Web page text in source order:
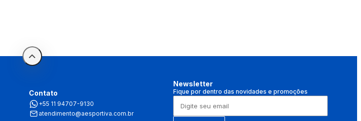
Contato
+55 11 94707-9130
atendimento@aesportiva.com.br
Newsletter
Fique por dentro das novidades e promoções